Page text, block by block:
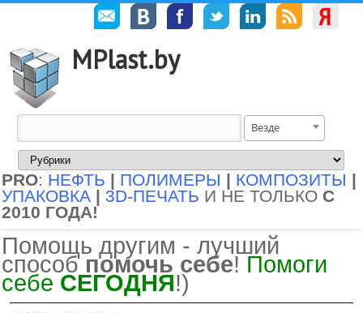
MPlast.by
Везде
PRO: НЕФТЬ | ПОЛИМЕРЫ | КОМПОЗИТЫ |
УПАКОВКА | 3D-ПЕЧАТЬ И НЕ ТОЛЬКО С
2010 ГОДА!
Помощь другим - лучший
способ помочь себе! Помоги
себе СЕГОДНЯ!)